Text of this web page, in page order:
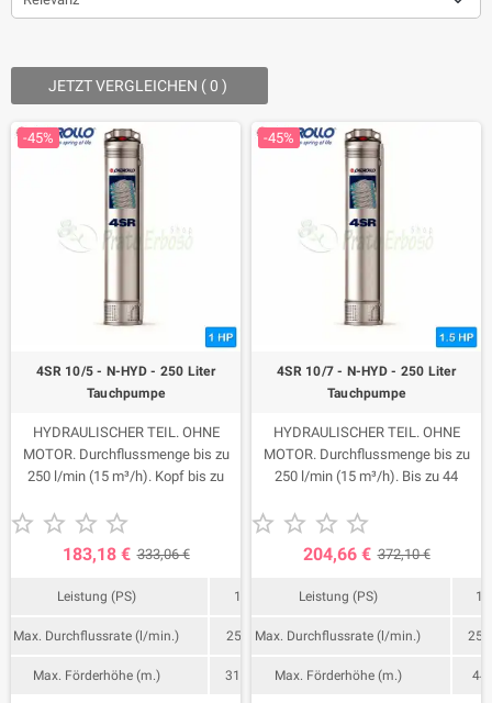
JETZT VERGLEICHEN (0) ‎
-45%
4SR 10/5 - N-HYD - 250 Liter
Tauchpumpe
HYDRAULISCHER TEIL. OHNE
MOTOR. Durchflussmenge bis zu
250 l/min (15 m³/h). Kopf bis zu
   
183,18 € 333,06 €
Leistung (PS) 1
Max. Durchflussrate (l/min.) 250
Max. Förderhöhe (m.) 31,5
-45%
4SR 10/7 - N-HYD - 250 Liter
Tauchpumpe
HYDRAULISCHER TEIL. OHNE
MOTOR. Durchflussmenge bis zu
250 l/min (15 m³/h). Bis zu 44
   
204,66 € 372,10 €
Leistung (PS) 1
Max. Durchflussrate (l/min.) 250
Max. Förderhöhe (m.) 44